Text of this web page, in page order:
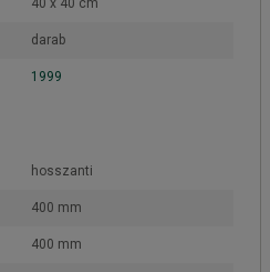
40 x 40 cm
darab
1999
hosszanti
400 mm
400 mm